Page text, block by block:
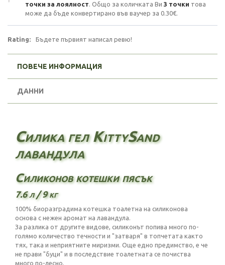
точки за лоялност. Общо за количката Ви 3 точки това
може да бъде конвертирано във ваучер за 0.30€.
Rating: Бъдете първият написал ревю!
ПОВЕЧЕ ИНФОРМАЦИЯ
ДАННИ
Силика гел KittySand
лавандула
Силиконов котешки пясък
7.6 л / 9 кг
100% биоразградима котешка тоалетна на силиконова
основа с нежен аромат на лавандула.
За разлика от другите видове, силиконът попива много по-
голямо количество течности и "затваря" в топчетата както
тях, така и неприятните миризми. Още едно предимство, е че
не прави "буци" и в последствие тоалетната се почиства
много по-лесно.